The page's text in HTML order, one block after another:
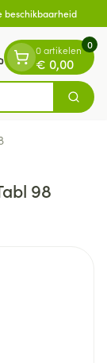
beschikbaarheid
Zoek
0 artikelen
€ 0,00
0
98